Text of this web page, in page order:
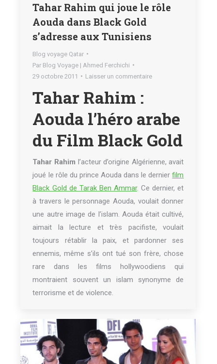
Tahar Rahim qui joue le rôle
Aouda dans Black Gold
s’adresse aux Tunisiens
Blog voyage Qatar
Par Blog Voyage | Ahmed Ferchichi
29 octobre 2011
Laisser un commentaire
Tahar Rahim :
Aouda l’héro arabe
du Film Black Gold
Tahar Rahim l’acteur d’origine Algérienne, avait
joué le rôle du prince Aouda dans le dernierfilm
Black Gold de Tarak Ben Ammar. Ce dernier, et
à travers le personnage Aouda, voulait donner
une autre image de l’islam. Aouda était cultivé,
aimait la lecture et très pacifiste, voulait
toujours rétablir la paix, et pardonner ses
ennemis, même s’ils ont tué son frère, chose
rare dans les films hollywoodiens qui
montraient souvent un islam synonyme de
terrorisme et de violence.